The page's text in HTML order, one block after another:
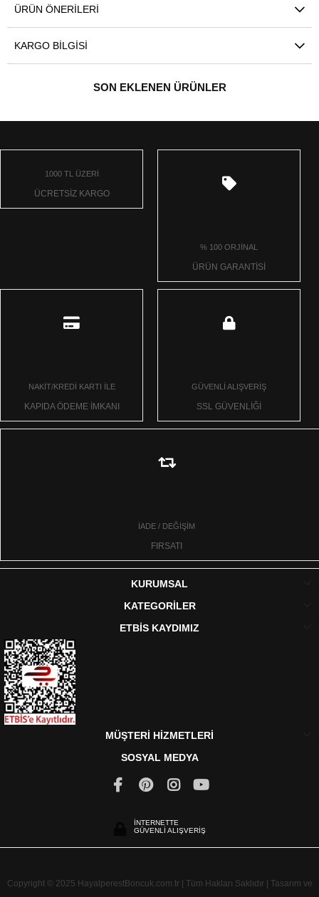
ÜRÜN ÖNERILERI
KARGO BILGISI
SON EKLENEN ÜRÜNLER
1000 TL ÜZERİ
ÜCRETSİZ KARGO
% 100 ORJİNAL
ÜRÜN GARANTİSİ
NAKİT/KREDİ KARTI İLE
KAPIDA ÖDEME İMKANI
GÜVENLİ ALIŞVERİŞ
SSL GÜVENLİĞİ
İADE / DEĞİŞİM
FIRSATI
KURUMSAL
KATEGORİLER
ETBİS KAYDIMIZ
MÜŞTERİ HİZMETLERİ
SOSYAL MEDYA
İNTERNETTE
GÜVENLİ ALIŞVERİŞ
Copyright © 2025 HayalperestBoncuk.com.tr | Tüm Hakları Saklıdır | Tasarım ve